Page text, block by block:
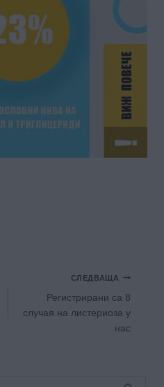
СЛЕДВАЩА
Регистрирани са 8
случая на листериоза у
нас